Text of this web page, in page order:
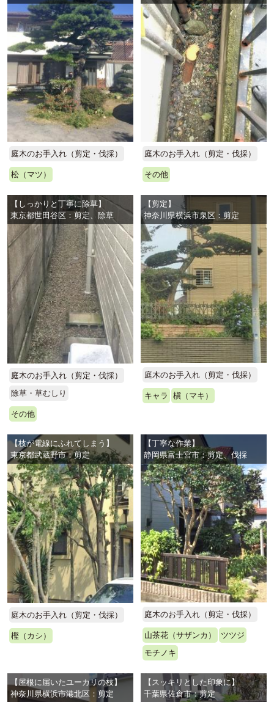
庭木のお手入れ（剪定・伐採）
松（マツ）
庭木のお手入れ（剪定・伐採）
その他
【しっかりと丁寧に除草】
東京都世田谷区：剪定、除草
庭木のお手入れ（剪定・伐採）
除草・草むしり
その他
【剪定】
神奈川県横浜市泉区：剪定
庭木のお手入れ（剪定・伐採）
キャラ 槇（マキ）
【枝が電線にふれてしまう】
東京都武蔵野市：剪定
庭木のお手入れ（剪定・伐採）
樫（カシ）
【丁寧な作業】
静岡県富士宮市：剪定、伐採
庭木のお手入れ（剪定・伐採）
山茶花（サザンカ）
ツツジ
モチノキ
【屋根に届いたユーカリの枝】
神奈川県横浜市港北区：剪定
【スッキリとした印象に】
千葉県佐倉市：剪定